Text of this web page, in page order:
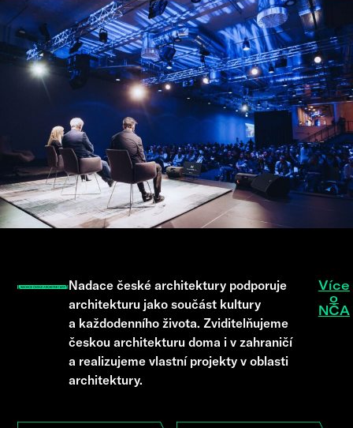
Nadace české architektury podporuje
architekturu jako součást kultury
a každodenního života. Zviditelňujeme
českou architekturu doma i v zahraničí
a realizujeme vlastní projekty v oblasti
architektury.
Více
o
NČA